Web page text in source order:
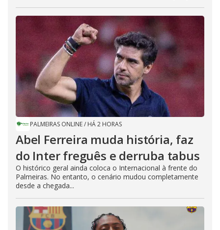
PALMEIRAS ONLINE/ HÁ 2 HORAS
Abel Ferreira muda história, faz
do Inter freguês e derruba tabus
O histórico geral ainda coloca o Internacional à frente do
Palmeiras. No entanto, o cenário mudou completamente
desde a chegada...